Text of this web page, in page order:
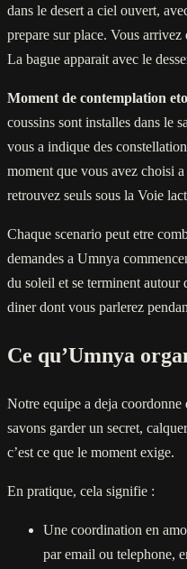
dans le desert a ciel ouvert,
prepare sur place. Vous arrivez
La bague apparait avec le
Moment de contemplation
coussins sont installes dans le
vous a indique des
moment que vous avez choisi
retrouvez seuls sous la Voie
Chaque scenario peut etre
demandes a Umnya
du soleil et se terminent autour
diner dont vous parlerez
Ce qu’Umnya
Notre equipe a deja coordonne
savons garder un secret,
c’est ce que le moment exige.
En pratique, cela signifie :
Une coordination en
par email ou telephone,